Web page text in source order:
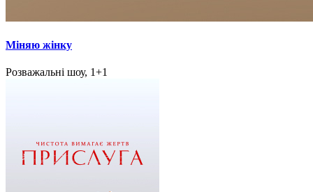
Міняю жінку
Розважальні шоу, 1+1